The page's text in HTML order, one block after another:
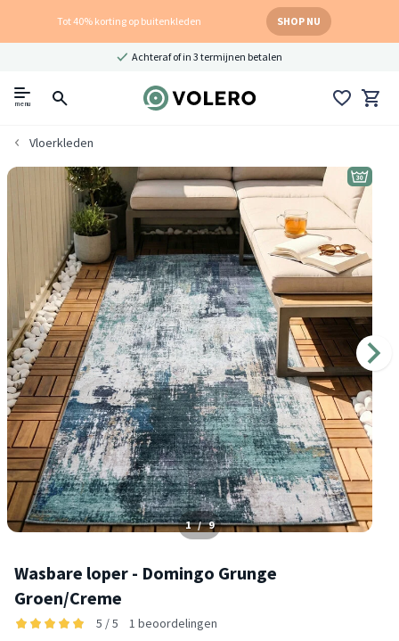
Tot 40% korting op buitenkleden SHOP NU
Achteraf of in 3 termijnen betalen
menu
Vloerkleden
1 / 9
Wasbare loper - Domingo Grunge
Groen/Creme
5 / 5 1 beoordelingen